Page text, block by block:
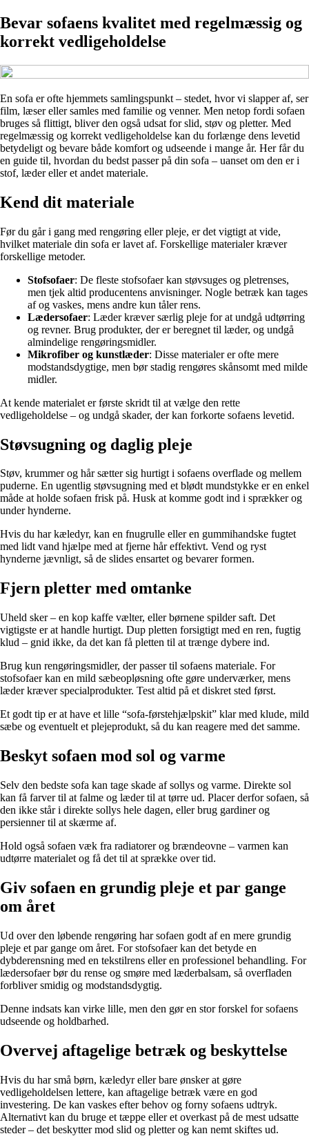
Bevar sofaens kvalitet med regelmæssig og
korrekt vedligeholdelse
En sofa er ofte hjemmets samlingspunkt – stedet, hvor vi slapper af, ser
film, læser eller samles med familie og venner. Men netop fordi sofaen
bruges så flittigt, bliver den også udsat for slid, støv og pletter. Med
regelmæssig og korrekt vedligeholdelse kan du forlænge dens levetid
betydeligt og bevare både komfort og udseende i mange år. Her får du
en guide til, hvordan du bedst passer på din sofa – uanset om den er i
stof, læder eller et andet materiale.
Kend dit materiale
Før du går i gang med rengøring eller pleje, er det vigtigt at vide,
hvilket materiale din sofa er lavet af. Forskellige materialer kræver
forskellige metoder.
Stofsofaer: De fleste stofsofaer kan støvsuges og pletrenses,
men tjek altid producentens anvisninger. Nogle betræk kan tages
af og vaskes, mens andre kun tåler rens.
Lædersofaer: Læder kræver særlig pleje for at undgå udtørring
og revner. Brug produkter, der er beregnet til læder, og undgå
almindelige rengøringsmidler.
Mikrofiber og kunstlæder: Disse materialer er ofte mere
modstandsdygtige, men bør stadig rengøres skånsomt med milde
midler.
At kende materialet er første skridt til at vælge den rette
vedligeholdelse – og undgå skader, der kan forkorte sofaens levetid.
Støvsugning og daglig pleje
Støv, krummer og hår sætter sig hurtigt i sofaens overflade og mellem
puderne. En ugentlig støvsugning med et blødt mundstykke er en enkel
måde at holde sofaen frisk på. Husk at komme godt ind i sprækker og
under hynderne.
Hvis du har kæledyr, kan en fnugrulle eller en gummihandske fugtet
med lidt vand hjælpe med at fjerne hår effektivt. Vend og ryst
hynderne jævnligt, så de slides ensartet og bevarer formen.
Fjern pletter med omtanke
Uheld sker – en kop kaffe vælter, eller børnene spilder saft. Det
vigtigste er at handle hurtigt. Dup pletten forsigtigt med en ren, fugtig
klud – gnid ikke, da det kan få pletten til at trænge dybere ind.
Brug kun rengøringsmidler, der passer til sofaens materiale. For
stofsofaer kan en mild sæbeopløsning ofte gøre underværker, mens
læder kræver specialprodukter. Test altid på et diskret sted først.
Et godt tip er at have et lille “sofa-førstehjælpskit” klar med klude, mild
sæbe og eventuelt et plejeprodukt, så du kan reagere med det samme.
Beskyt sofaen mod sol og varme
Selv den bedste sofa kan tage skade af sollys og varme. Direkte sol
kan få farver til at falme og læder til at tørre ud. Placer derfor sofaen, så
den ikke står i direkte sollys hele dagen, eller brug gardiner og
persienner til at skærme af.
Hold også sofaen væk fra radiatorer og brændeovne – varmen kan
udtørre materialet og få det til at sprække over tid.
Giv sofaen en grundig pleje et par gange
om året
Ud over den løbende rengøring har sofaen godt af en mere grundig
pleje et par gange om året. For stofsofaer kan det betyde en
dybderensning med en tekstilrens eller en professionel behandling. For
lædersofaer bør du rense og smøre med læderbalsam, så overfladen
forbliver smidig og modstandsdygtig.
Denne indsats kan virke lille, men den gør en stor forskel for sofaens
udseende og holdbarhed.
Overvej aftagelige betræk og beskyttelse
Hvis du har små børn, kæledyr eller bare ønsker at gøre
vedligeholdelsen lettere, kan aftagelige betræk være en god
investering. De kan vaskes efter behov og forny sofaens udtryk.
Alternativt kan du bruge et tæppe eller et overkast på de mest udsatte
steder – det beskytter mod slid og pletter og kan nemt skiftes ud.